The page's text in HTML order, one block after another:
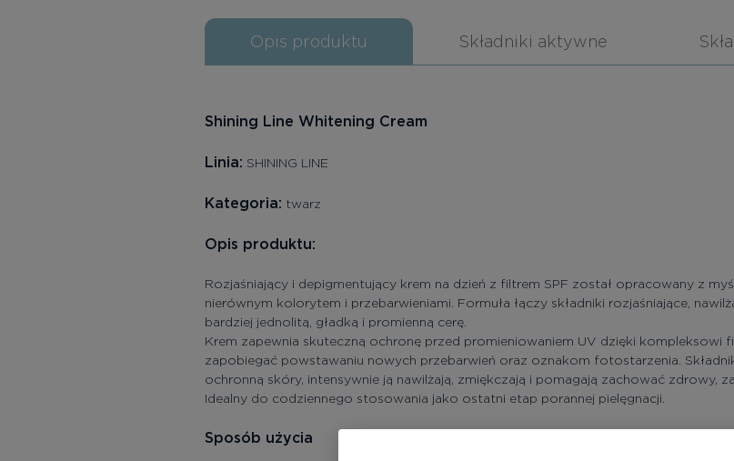
Opis produktu Składniki aktywne
Shining Line Whitening Cream
Linia: SHINING LINE
Kategoria: twarz
Opis produktu:
Rozjaśniający i depigmentujący krem na dzień z filtrem SPF został opracowany z
nierównym kolorytem i przebarwieniami. Formuła łączy składniki rozjaśniające,
bardziej jednolitą, gładką i promienną cerę.
Krem zapewnia skuteczną ochronę przed promieniowaniem UV dzięki kompleksowi
zapobiegać powstawaniu nowych przebarwień oraz oznakom fotostarzenia.
ochronną skóry, intensywnie ją nawilżają, zmiękczają i pomagają zachować zdrowy,
Idealny do codziennego stosowania jako ostatni etap porannej pielęgnacji.
Sposób użycia